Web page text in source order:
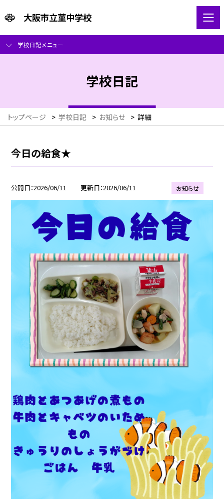
大阪市立菫中学校
学校日記メニュー
学校日記
トップページ > 学校日記 > お知らせ > 詳細
今日の給食★
公開日 2026/06/11 更新日 2026/06/11 お知らせ